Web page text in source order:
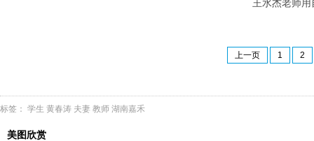
王水杰老师用
上一页 1 2
标签： 学生 黄春涛 夫妻 教师 湖南嘉禾
美图欣赏